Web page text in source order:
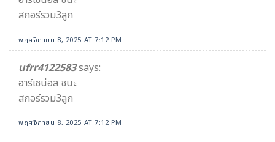
สกอร์รวม3ลูก
พฤศจิกายน 8, 2025 AT 7:12 PM
ufrr4122583says:
อาร์เซน่อล ชนะ
สกอร์รวม3ลูก
พฤศจิกายน 8, 2025 AT 7:12 PM